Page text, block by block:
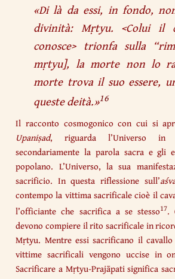
«Di là da essi, in fondo,
divinità: Mṛtyu. <Colui il
conosce> trionfa sulla
mṛtyu], la morte non lo
morte trova il suo essere,
queste deità.»16
Il racconto cosmogonico con cui si
Upaniṣad, riguarda l’Universo in
secondariamente la parola sacra e gli
popolano. L’Universo, la sua
sacrificio. In questa riflessione sull’
contempo la vittima sacrificale cioè il
l’officiante che sacrifica a se stesso17.
devono compiere il rito sacrificale in
Mṛtyu. Mentre essi sacrificano il
vittime sacrificali vengono uccise in
Sacrificare a Mṛtyu-Prajāpati significa